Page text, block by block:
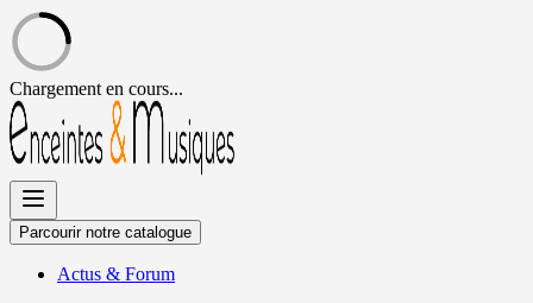
Chargement en cours...
Allez
au
contenu
Parcourir notre catalogue
Actus & Forum